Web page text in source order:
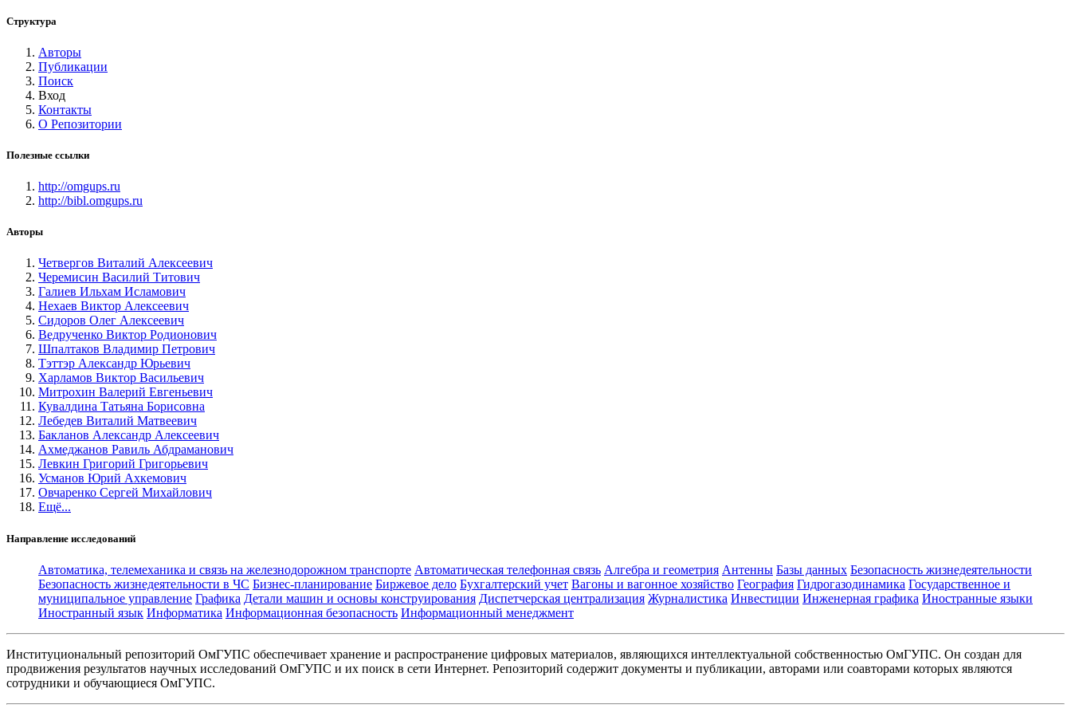
Структура
Авторы
Публикации
Поиск
Вход
Контакты
О Репозитории
Полезные ссылки
http://omgups.ru
http://bibl.omgups.ru
Авторы
Четвергов Виталий Алексеевич
Черемисин Василий Титович
Галиев Ильхам Исламович
Нехаев Виктор Алексеевич
Сидоров Олег Алексеевич
Ведрученко Виктор Родионович
Шпалтаков Владимир Петрович
Тэттэр Александр Юрьевич
Харламов Виктор Васильевич
Митрохин Валерий Евгеньевич
Кувалдина Татьяна Борисовна
Лебедев Виталий Матвеевич
Бакланов Александр Алексеевич
Ахмеджанов Равиль Абдраманович
Левкин Григорий Григорьевич
Усманов Юрий Ахкемович
Овчаренко Сергей Михайлович
Ещё...
Направление исследований
Автоматика, телемеханика и связь на железнодорожном транспорте Автоматическая телефонная связь Алгебра и геометрия Антенны Базы данных Безопасность жизнедеятельности
Безопасность жизнедеятельности в ЧС Бизнес-планирование Биржевое дело Бухгалтерский учет Вагоны и вагонное хозяйство География Гидрогазодинамика Государственное и
муниципальное управление Графика Детали машин и основы конструирования Диспетчерская централизация Журналистика Инвестиции Инженерная графика Иностранные языки
Иностранный язык Информатика Информационная безопасность Информационный менеджмент
Институциональный репозиторий ОмГУПС обеспечивает хранение и распространение цифровых материалов, являющихся интеллектуальной собственностью ОмГУПС. Он создан для
продвижения результатов научных исследований ОмГУПС и их поиск в сети Интернет. Репозиторий содержит документы и публикации, авторами или соавторами которых являются
сотрудники и обучающиеся ОмГУПС.